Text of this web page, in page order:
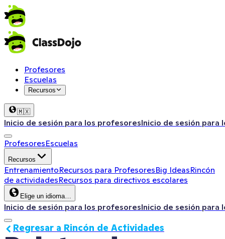
Profesores
Escuelas
Recursos
🇲🇽
Inicio de sesión para los profesoresInicio de sesión para
ProfesoresEscuelas
Recursos
EntrenamientoRecursos para ProfesoresBig IdeasRincón
de actividadesRecursos para directivos escolares
Elige un idioma…
Inicio de sesión para los profesoresInicio de sesión para
Regresar a Rincón de Actividades